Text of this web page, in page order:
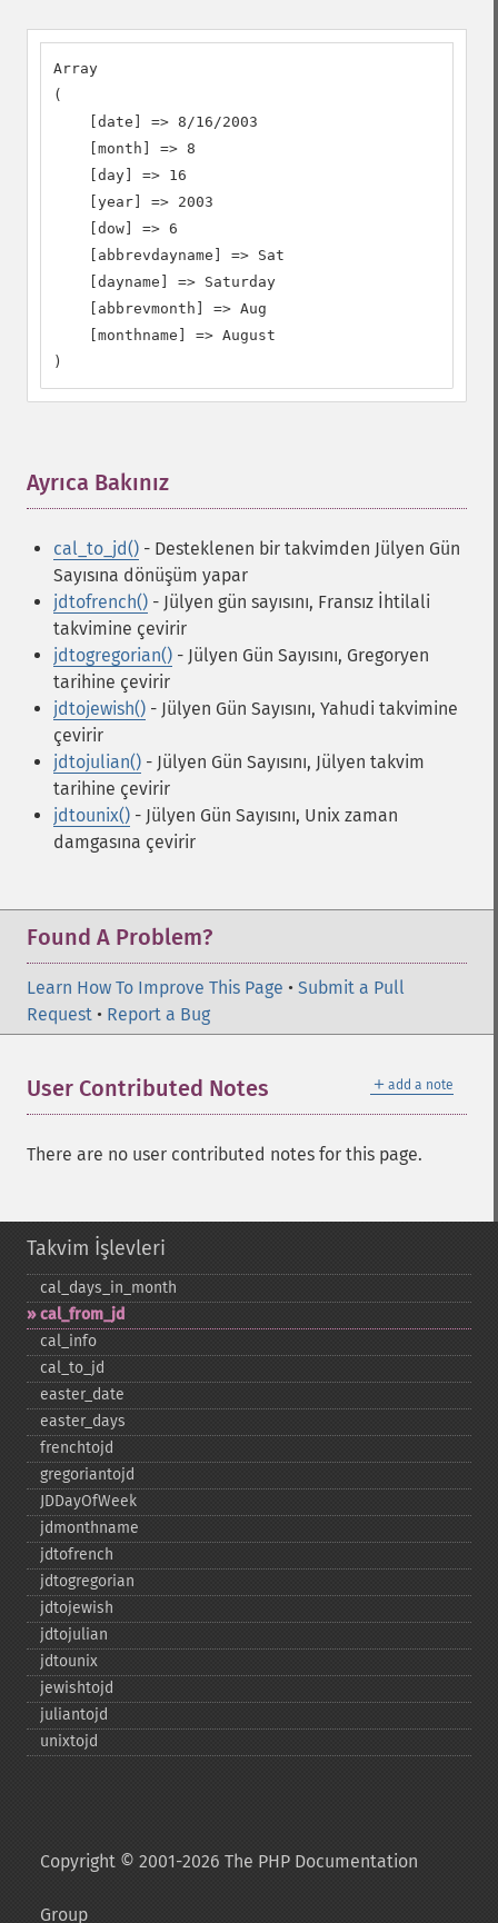
Array
(
    [date] => 8/16/2003
    [month] => 8
    [day] => 16
    [year] => 2003
    [dow] => 6
    [abbrevdayname] => Sat
    [dayname] => Saturday
    [abbrevmonth] => Aug
    [monthname] => August
)
Ayrıca Bakınız
cal_to_jd() - Desteklenen bir takvimden Jülyen Gün
Sayısına dönüşüm yapar
jdtofrench() - Jülyen gün sayısını, Fransız İhtilali
takvimine çevirir
jdtogregorian() - Jülyen Gün Sayısını, Gregoryen
tarihine çevirir
jdtojewish() - Jülyen Gün Sayısını, Yahudi takvimine
çevirir
jdtojulian() - Jülyen Gün Sayısını, Jülyen takvim
tarihine çevirir
jdtounix() - Jülyen Gün Sayısını, Unix zaman
damgasına çevirir
Found A Problem?
Learn How To Improve This Page • Submit a Pull
Request • Report a Bug
＋ add a note
User Contributed Notes
There are no user contributed notes for this page.
Takvim İşlevleri
cal_​days_​in_​month
cal_​from_​jd
cal_​info
cal_​to_​jd
easter_​date
easter_​days
frenchtojd
gregoriantojd
JDDayOfWeek
jdmonthname
jdtofrench
jdtogregorian
jdtojewish
jdtojulian
jdtounix
jewishtojd
juliantojd
unixtojd
Copyright © 2001-2026 The PHP Documentation
Group